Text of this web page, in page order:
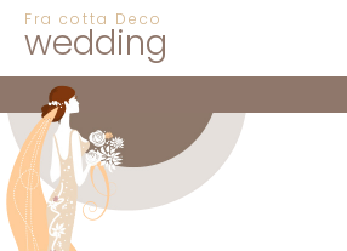
Fra cotta Deco
wedding